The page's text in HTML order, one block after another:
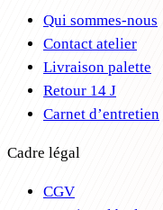
Qui sommes-nous
Contact atelier
Livraison palette
Retour 14 J
Carnet d’entretien
Cadre légal
CGV